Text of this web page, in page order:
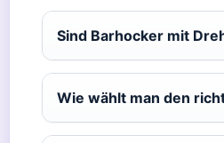
Sind Barhocker mit
Wie wählt man den